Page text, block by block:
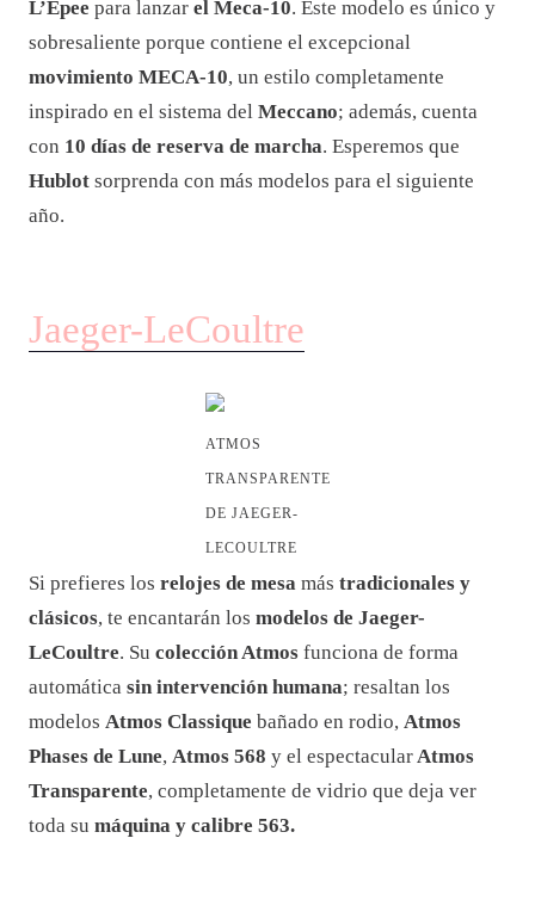
L’Epee para lanzar el Meca-10. Este modelo es único y
sobresaliente porque contiene el excepcional
movimiento MECA-10, un estilo completamente
inspirado en el sistema del Meccano; además, cuenta
con 10 días de reserva de marcha. Esperemos que
Hublot sorprenda con más modelos para el siguiente
año.
Jaeger-LeCoultre
ATMOS
TRANSPARENTE
DE JAEGER-
LECOULTRE
Si prefieres los relojes de mesa más tradicionales y
clásicos, te encantarán los modelos de Jaeger-
LeCoultre. Su colección Atmos funciona de forma
automática sin intervención humana; resaltan los
modelos Atmos Classique bañado en rodio, Atmos
Phases de Lune, Atmos 568 y el espectacular Atmos
Transparente, completamente de vidrio que deja ver
toda su máquina y calibre 563.